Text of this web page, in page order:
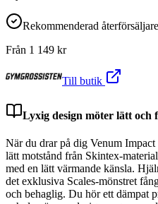
Rekommenderad återförsäljare
Från 1 149 kr
Till butik
Lyxig design möter lätt och
När du drar på dig Venum
lätt motstånd från Skintex-
med en lätt värmande känsla.
det exklusiva Scales-mönstret
och behaglig. Du hör ett dämpat